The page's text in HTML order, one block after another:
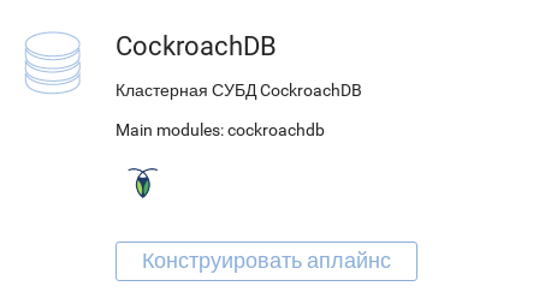
CockroachDB
Кластерная СУБД CockroachDB
Main modules:cockroachdb